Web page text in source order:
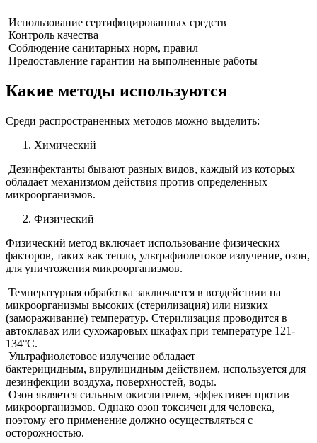
Использование сертифицированных средств
Контроль качества
Соблюдение санитарных норм, правил
Предоставление гарантии на выполненные работы
Какие методы используются
Среди распространенных методов можно выделить:
Химический
Дезинфектанты бывают разных видов, каждый из которых
обладает механизмом действия против определенных
микроорганизмов.
Физический
Физический метод включает использование физических
факторов, таких как тепло, ультрафиолетовое излучение, озон,
для уничтожения микроорганизмов.
Температурная обработка заключается в воздействии на
микроорганизмы высоких (стерилизация) или низких
(замораживание) температур. Стерилизация проводится в
автоклавах или сухожаровых шкафах при температуре 121-
134°C.
Ультрафиолетовое излучение обладает
бактерицидным, вирулицидным действием, используется для
дезинфекции воздуха, поверхностей, воды.
Озон является сильным окислителем, эффективен против
микроорганизмов. Однако озон токсичен для человека,
поэтому его применение должно осуществляться с
осторожностью.